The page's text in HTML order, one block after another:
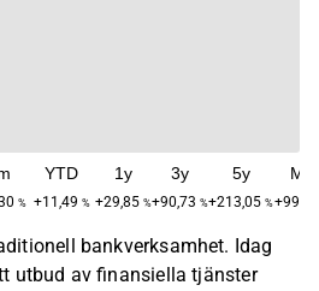
%
YTD
+11,49 %
1y
+29,85 %
3y
+90,73 %
5y
+213,05 %
bankverksamhet. Idag
utbud av finansiella tjänster